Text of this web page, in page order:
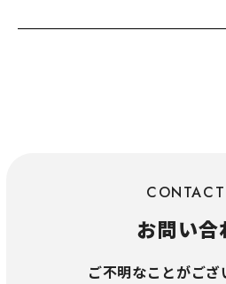
お問い合
ご不明なことがござ